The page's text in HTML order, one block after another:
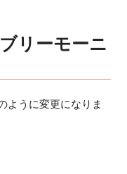
リーモーニ
ように変更になりま